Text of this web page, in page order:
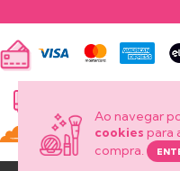
Ao navegar
cookies para
compra.
meu pedido?